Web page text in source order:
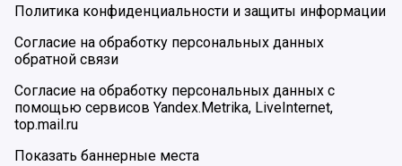
Политика конфиденциальности и защиты информации
Согласие на обработку персональных данных
обратной связи
Согласие на обработку персональных данных с
помощью сервисов Yandex.Metrika, LiveInternet,
top.mail.ru
Показать баннерные места